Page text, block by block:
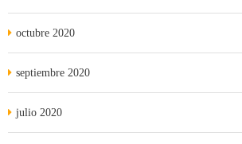
octubre 2020
septiembre 2020
julio 2020